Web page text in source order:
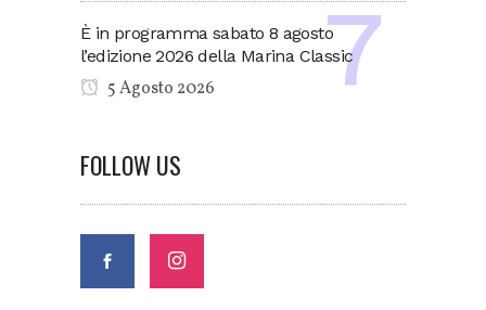
È in programma sabato 8 agosto
l’edizione 2026 della Marina Classic
5 Agosto 2026
FOLLOW US